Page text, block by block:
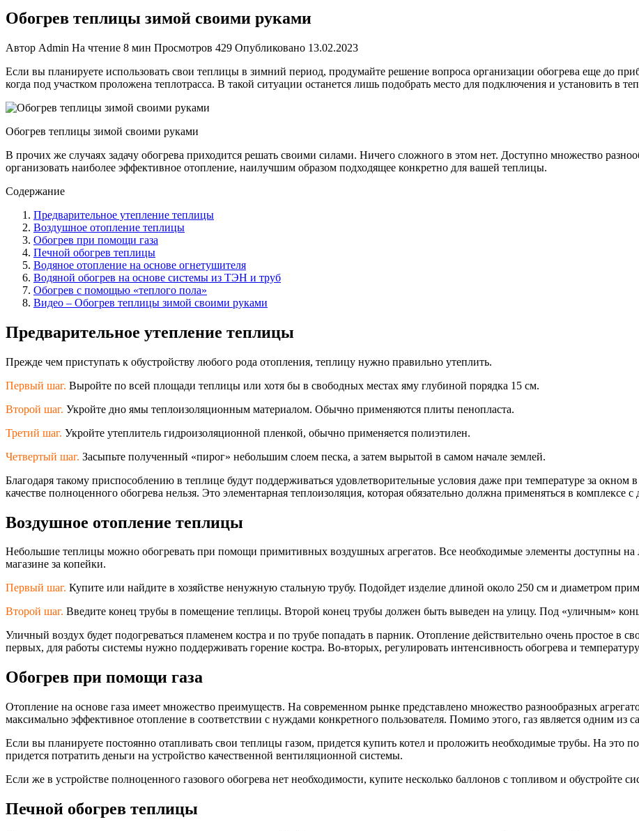
Обогрев теплицы зимой своими руками
Автор Admin На чтение 8 мин Просмотров 429 Опубликовано 13.02.2023
Если вы планируете использовать свои теплицы в зимний период, продумайте решение вопроса организации обогрева еще до
когда под участком проложена теплотрасса. В такой ситуации останется лишь подобрать место для подключения и установить в
Обогрев теплицы зимой своими руками
В прочих же случаях задачу обогрева приходится решать своими силами. Ничего сложного в этом нет. Доступно множество
организовать наиболее эффективное отопление, наилучшим образом подходящее конкретно для вашей теплицы.
Содержание
Предварительное утепление теплицы
Воздушное отопление теплицы
Обогрев при помощи газа
Печной обогрев теплицы
Водяное отопление на основе огнетушителя
Водяной обогрев на основе системы из ТЭН и труб
Обогрев с помощью «теплого пола»
Видео – Обогрев теплицы зимой своими руками
Предварительное утепление теплицы
Прежде чем приступать к обустройству любого рода отопления, теплицу нужно правильно утеплить.
Первый шаг. Выройте по всей площади теплицы или хотя бы в свободных местах яму глубиной порядка 15 см.
Второй шаг. Укройте дно ямы теплоизоляционным материалом. Обычно применяются плиты пенопласта.
Третий шаг. Укройте утеплитель гидроизоляционной пленкой, обычно применяется полиэтилен.
Четвертый шаг. Засыпьте полученный «пирог» небольшим слоем песка, а затем вырытой в самом начале землей.
Благодаря такому приспособлению в теплице будут поддерживаться удовлетворительные условия даже при температуре за окном
качестве полноценного обогрева нельзя. Это элементарная теплоизоляция, которая обязательно должна применяться в комплексе
Воздушное отопление теплицы
Небольшие теплицы можно обогревать при помощи примитивных воздушных агрегатов. Все необходимые элементы доступны на
магазине за копейки.
Первый шаг. Купите или найдите в хозяйстве ненужную стальную трубу. Подойдет изделие длиной около 250 см и диаметром
Второй шаг. Введите конец трубы в помещение теплицы. Второй конец трубы должен быть выведен на улицу. Под «уличным»
Уличный воздух будет подогреваться пламенем костра и по трубе попадать в парник. Отопление действительно очень простое в
первых, для работы системы нужно поддерживать горение костра. Во-вторых, регулировать интенсивность обогрева и
Обогрев при помощи газа
Отопление на основе газа имеет множество преимуществ. На современном рынке представлено множество разнообразных
максимально эффективное отопление в соответствии с нуждами конкретного пользователя. Помимо этого, газ является одним
Если вы планируете постоянно отапливать свои теплицы газом, придется купить котел и проложить необходимые трубы. На это
придется потратить деньги на устройство качественной вентиляционной системы.
Если же в устройстве полноценного газового обогрева нет необходимости, купите несколько баллонов с топливом и обустройте
Печной обогрев теплицы